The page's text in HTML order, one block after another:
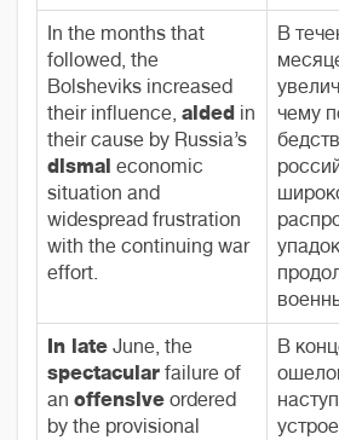
In the months that
followed, the
Bolsheviks increased
their influence, aided in
their cause by Russia’s
dismal economic
situation and
widespread frustration
with the continuing war
effort.
В
чему
In late June, the
spectacular failure of
an offensive ordered
by the provisional
В